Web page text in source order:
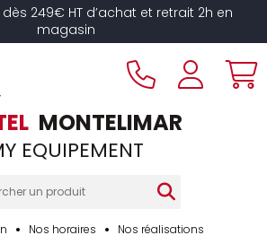
249€ HT d’achat et retrait 2h en
magasin
MONTELIMAR
EQUIPEMENT
Nos horaires Nos réalisations
cookies